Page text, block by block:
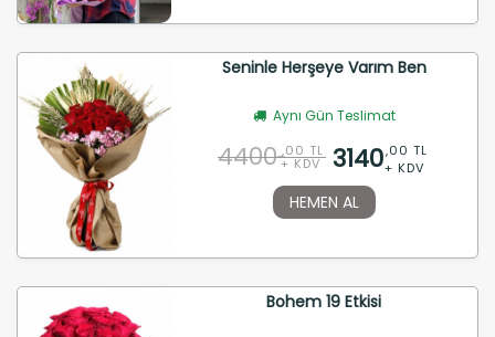
Seninle Herşeye Varım Ben
Aynı Gün Teslimat
4400 ,00 TL
+ KDV 3140,00 TL
+ KDV
HEMEN AL
Bohem 19 Etkisi